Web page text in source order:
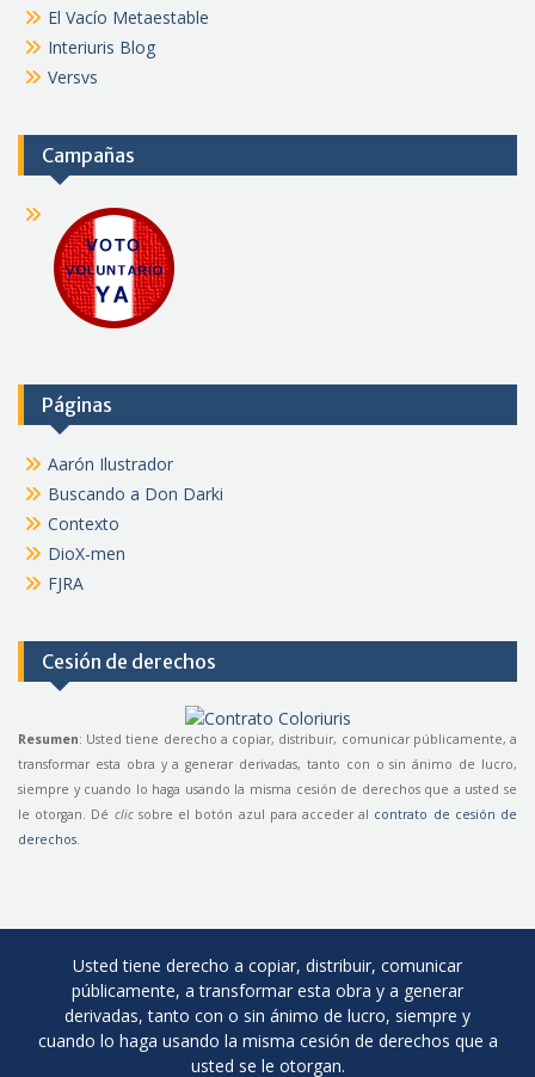
El Vacío Metaestable
Interiuris Blog
Versvs
Campañas
Páginas
Aarón Ilustrador
Buscando a Don Darki
Contexto
DioX-men
FJRA
Cesión de derechos
Resumen: Usted tiene derecho a copiar, distribuir, comunicar públicamente, a
transformar esta obra y a generar derivadas, tanto con o sin ánimo de lucro,
siempre y cuando lo haga usando la misma cesión de derechos que a usted se
le otorgan. Dé clicsobre el botón azul para acceder al contrato de cesión de
derechos
Usted tiene derecho a copiar, distribuir, comunicar
públicamente, a transformar esta obra y a generar
derivadas, tanto con o sin ánimo de lucro, siempre y
cuando lo haga usando la misma cesión de derechos que a
usted se le otorgan.